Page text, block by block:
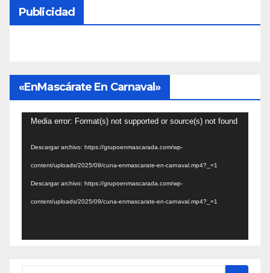
Publicidad
«EnMascárate En Carnaval»
Reproductor
Media error: Format(s) not supported or source(s) not found
Descargar archivo: https://grupoenmascarada.com/wp-
content/uploads/2025/09/cuna-enmascarate-en-carnaval.mp4?_=1
Descargar archivo: https://grupoenmascarada.com/wp-
content/uploads/2025/09/cuna-enmascarate-en-carnaval.mp4?_=1